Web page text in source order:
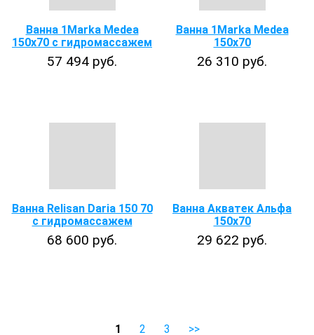
Ванна 1Marka Medea
150x70 с гидромассажем
57 494 руб.
Ванна 1Marka Medea
150x70
26 310 руб.
Ванна Relisan Daria 150 70
с гидромассажем
68 600 руб.
Ванна Акватек Альфа
150x70
29 622 руб.
1 2 3 >>